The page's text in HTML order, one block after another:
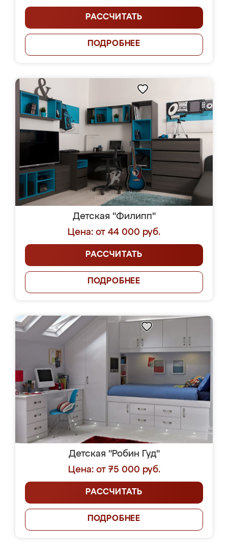
РАССЧИТАТЬ
ПОДРОБНЕЕ
Детская "Филипп"
Цена: от 44 000 руб.
РАССЧИТАТЬ
ПОДРОБНЕЕ
Детская "Робин Гуд"
Цена: от 75 000 руб.
РАССЧИТАТЬ
ПОДРОБНЕЕ